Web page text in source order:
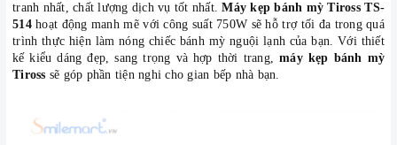
tranh nhất, chất lượng dịch vụ tốt nhất.Máy kẹp bánh mỳ Tiross TS-
514hoạt động manh mẽ với công suất 750W sẽ hỗ trợ tối đa trong quá
trình thực hiện làm nóng chiếc bánh mỳ nguội lạnh của bạn. Với thiết
kế kiểu dáng đẹp, sang trọng và hợp thời trang, máy kẹp bánh mỳ
Tiross sẽ góp phần tiện nghi cho gian bếp nhà bạn.